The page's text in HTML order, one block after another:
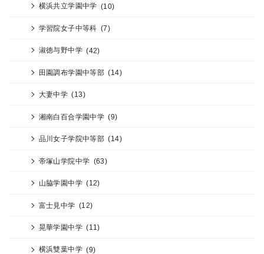
横浜共立学園中学 (10)
学習院女子中等科 (7)
淑徳与野中学 (42)
田園調布学園中等部 (14)
大妻中学 (13)
湘南白百合学園中学 (9)
品川女子学院中等部 (14)
帝塚山学院中学 (63)
山脇学園中学 (12)
富士見中学 (12)
晃華学園中学 (11)
横浜雙葉中学 (9)